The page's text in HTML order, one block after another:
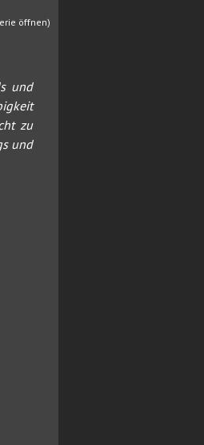
öffnen)
und
zu
und